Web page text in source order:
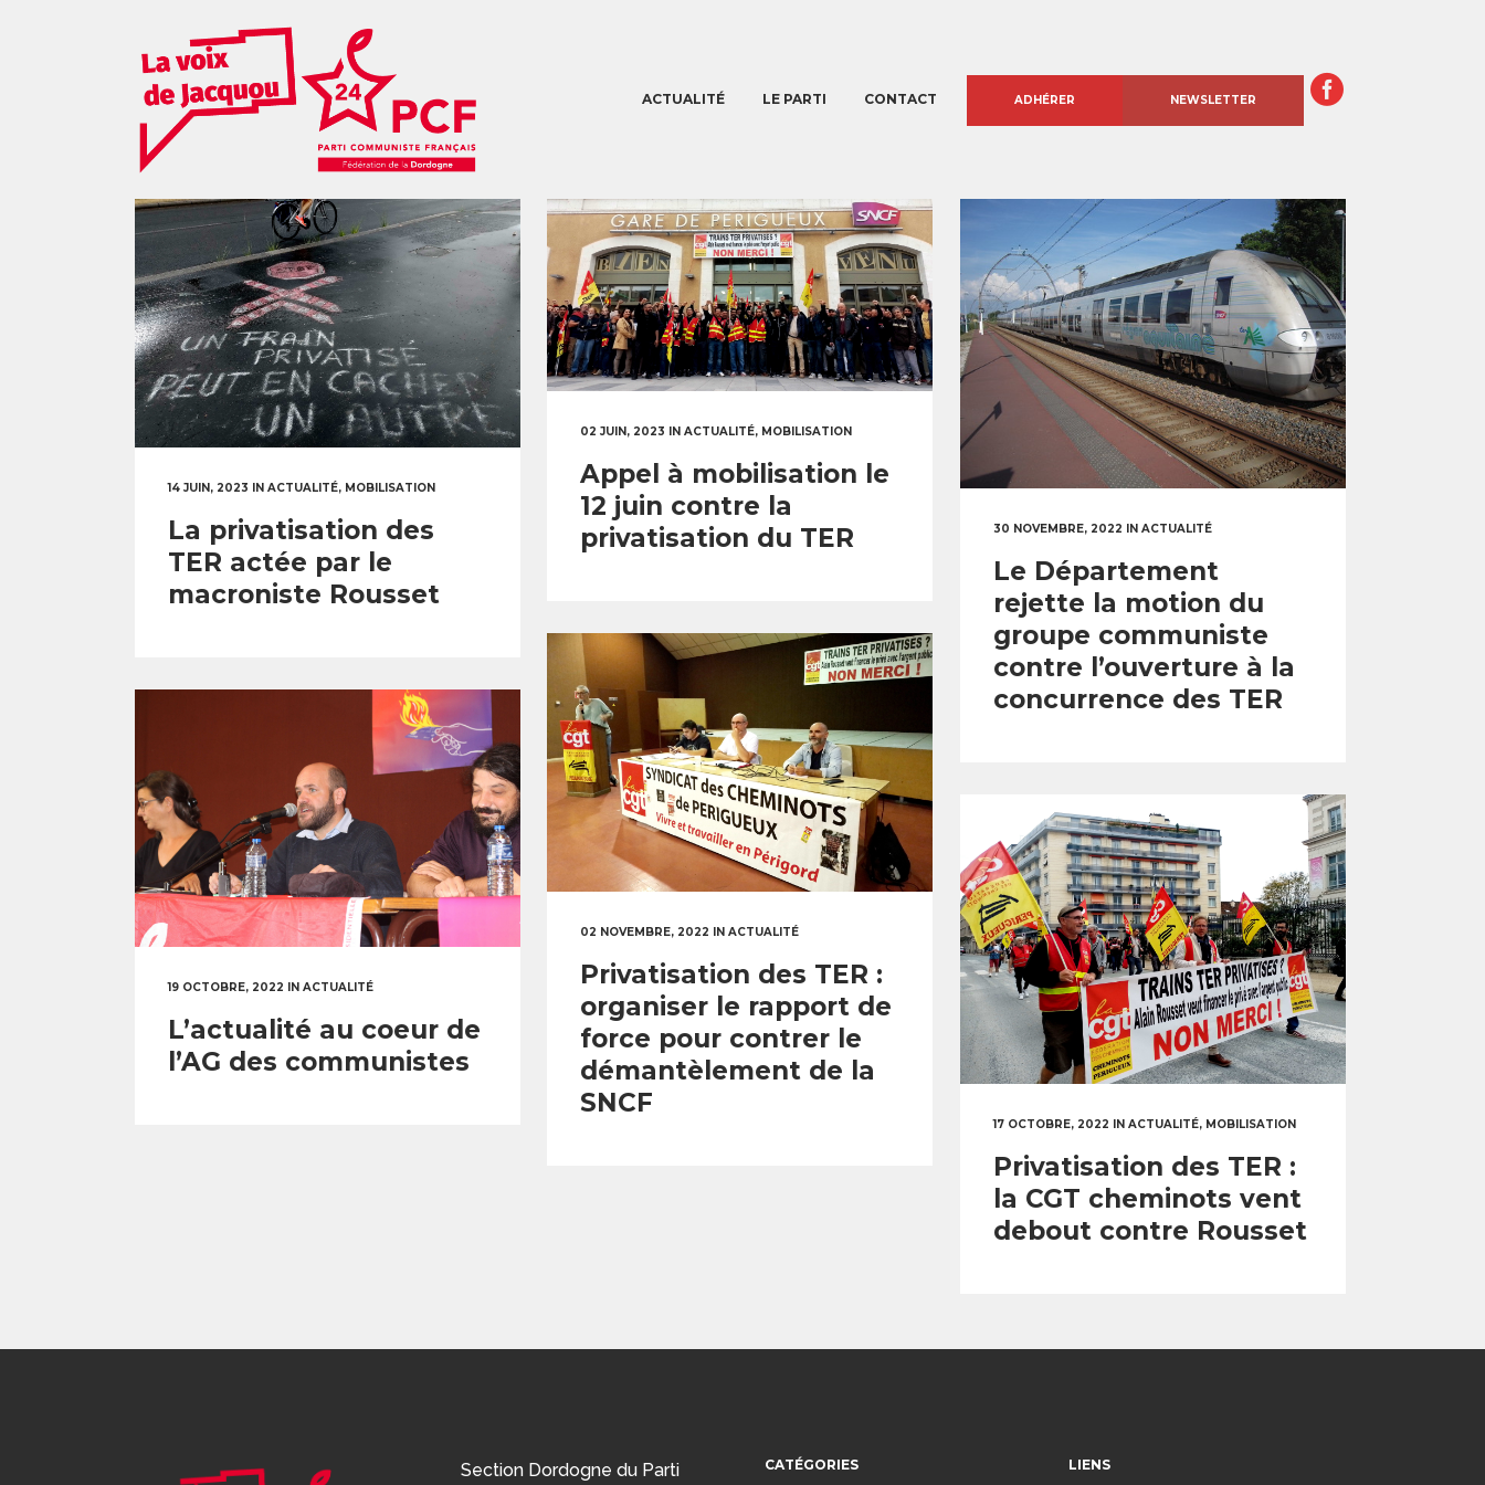
ADHÉRER NEWSLETTER
ACTUALITÉ LE PARTI CONTACT
14 JUIN, 2023 IN ACTUALITÉ, MOBILISATION
La privatisation des
TER actée par le
macroniste Rousset
02 JUIN, 2023 IN ACTUALITÉ, MOBILISATION
Appel à mobilisation le
12 juin contre la
privatisation du TER
30 NOVEMBRE, 2022 IN ACTUALITÉ
Le Département
rejette la motion du
groupe communiste
contre l’ouverture à la
concurrence des TER
02 NOVEMBRE, 2022 IN ACTUALITÉ
Privatisation des TER :
organiser le rapport de
force pour contrer le
démantèlement de la
SNCF
19 OCTOBRE, 2022 IN ACTUALITÉ
L’actualité au coeur de
l’AG des communistes
17 OCTOBRE, 2022 IN ACTUALITÉ, MOBILISATION
Privatisation des TER :
la CGT cheminots vent
debout contre Rousset
Section Dordogne du Parti CATÉGORIES LIENS